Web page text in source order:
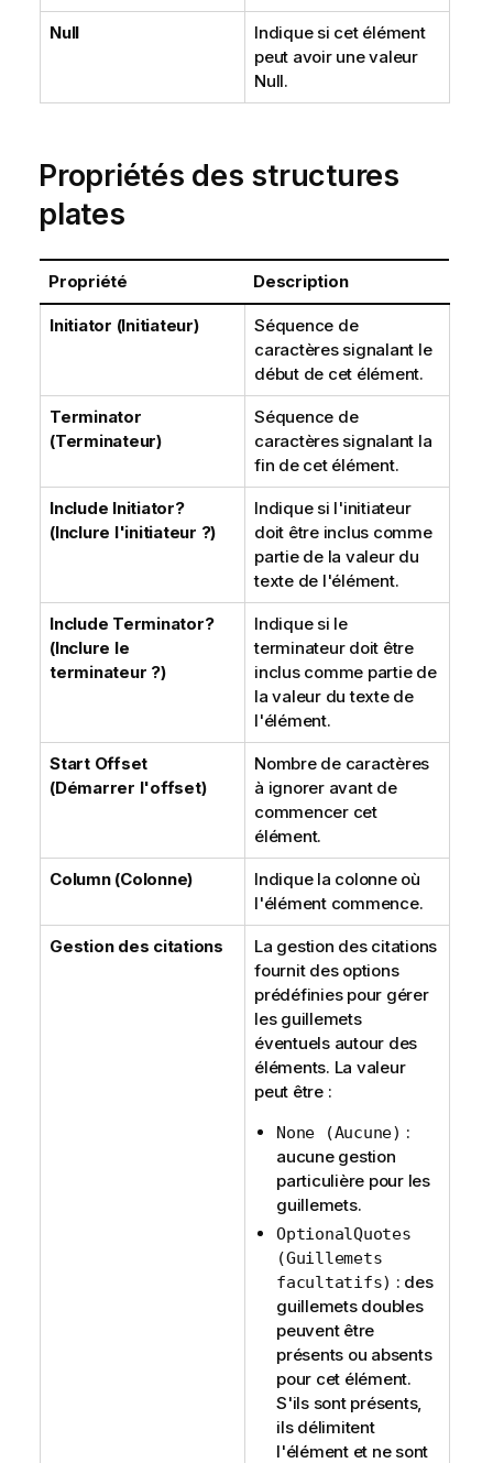
Null
Indique si cet élément
peut avoir une valeur
Null.
Propriétés des structures
plates
Propriété Description
Initiator (Initiateur)
Séquence de
caractères signalant le
début de cet élément.
Terminator
(Terminateur)
Séquence de
caractères signalant la
fin de cet élément.
Include Initiator?
(Inclure l'initiateur ?)
Indique si l'initiateur
doit être inclus comme
partie de la valeur du
texte de l'élément.
Include Terminator?
(Inclure le
terminateur ?)
Indique si le
terminateur doit être
inclus comme partie de
la valeur du texte de
l'élément.
Start Offset
(Démarrer l'offset)
Nombre de caractères
à ignorer avant de
commencer cet
élément.
Column (Colonne)
Indique la colonne où
l'élément commence.
Gestion des citations
La gestion des citations
fournit des options
prédéfinies pour gérer
les guillemets
éventuels autour des
éléments. La valeur
peut être :
None (Aucune) :
aucune gestion
particulière pour les
guillemets.
OptionalQuotes
(Guillemets
facultatifs) : des
guillemets doubles
peuvent être
présents ou absents
pour cet élément.
S'ils sont présents,
ils délimitent
l'élément et ne sont